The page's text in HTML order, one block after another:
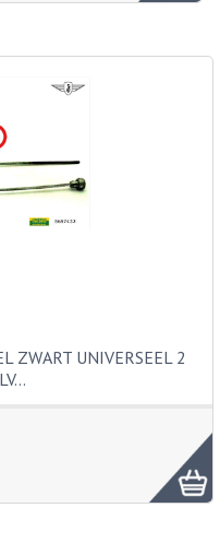
ACTIEF)
ZWART UNIVERSEEL 2